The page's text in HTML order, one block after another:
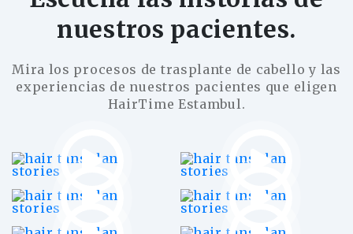
nuestros pacientes.
Mira los procesos de trasplante de cabello y las
experiencias de nuestros pacientes que eligen
HairTime Estambul.